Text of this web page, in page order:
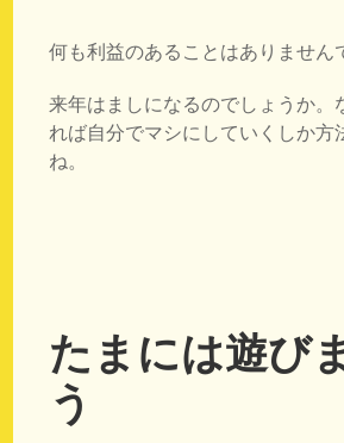
何も利益のあることはありません
来年はましになるのでしょうか。
れば自分でマシにしていくしか方
ね。
たまには遊び
う